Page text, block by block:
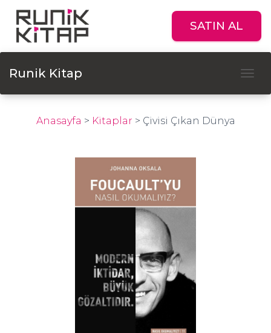
SATIN AL
Runik Kitap
Anasayfa > Kitaplar > Çivisi Çıkan Dünya